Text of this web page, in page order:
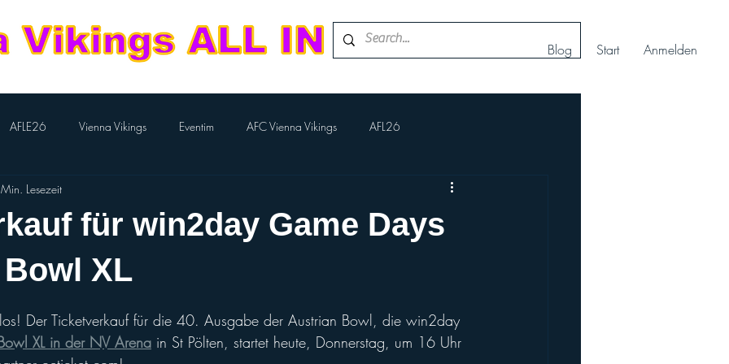
Blog Start Anmelden
AFLE26 Vienna Vikings Eventim AFC Vienna Vikings AFL26
Kampfmannschaft Nachwuchs Cheerteam
Flag-Herren Division Team
Performance Cheer Sport Austria Finals ÖCCV ORF Sport+ Europameisterschaft
für win2day Game Days
XL
Lesezeit
Der Ticketverkauf für die 40. Ausgabe der Austrian Bowl, die win2day
XL in der NV Arena in St Pölten, startet heute, Donnerstag, um 16 Uhr